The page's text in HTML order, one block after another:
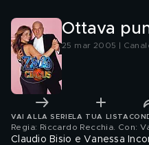
Ottava
25 mar 2005 |
VAI ALLA SERIE LA TUA LISTA
Regia: Riccardo Recchia. Con:
Claudio Bisio e Vanessa